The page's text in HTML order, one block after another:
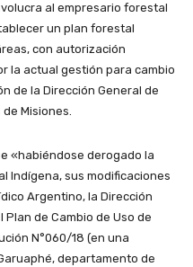
al empresario forestal
un plan forestal
con autorización
la actual gestión para cambio
de la Dirección General de
Misiones.
«habiéndose derogado la
Indígena, sus modificaciones
Argentino, la Dirección
de Cambio de Uso de
N°060/18 (en una
departamento de